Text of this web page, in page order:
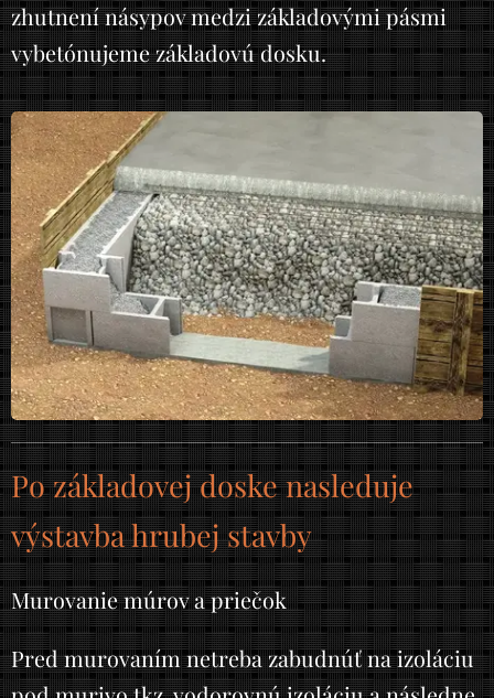
zhutnení násypov medzi základovými pásmi
vybetónujeme základovú dosku.
Po základovej doske nasleduje
výstavba hrubej stavby
Murovanie múrov a priečok
Pred murovaním netreba zabudnúť na izoláciu